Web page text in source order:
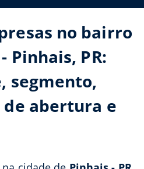
no bairro
Pinhais, PR:
segmento,
abertura e